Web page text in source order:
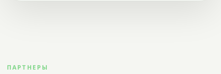
ПАРТНЕРЫ